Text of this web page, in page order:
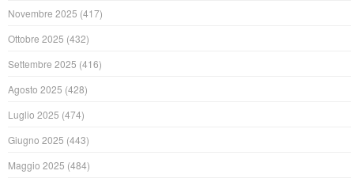
Novembre 2025 (417)
Ottobre 2025 (432)
Settembre 2025 (416)
Agosto 2025 (428)
Luglio 2025 (474)
Giugno 2025 (443)
Maggio 2025 (484)